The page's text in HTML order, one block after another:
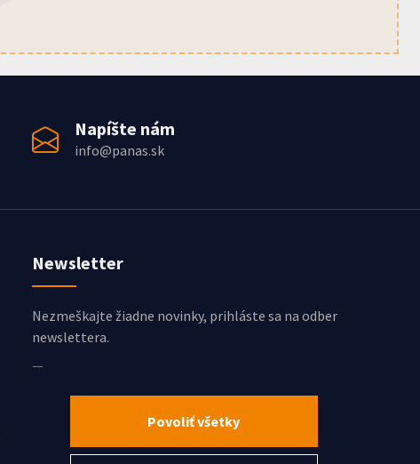
Povoliť všetky
Napíšte nám
info@panas.sk
Newsletter
Nezmeškajte žiadne novinky, prihláste sa na odber
newslettera.
Chcem dostávať najnovšie informácie